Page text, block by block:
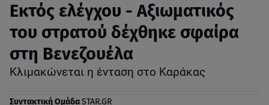
Εκτός ελέγχου - Αξιωματικός
του στρατού δέχθηκε σφαίρα
στη Βενεζουέλα
Κλιμακώνεται η ένταση στο Καράκας
Συντακτική ΟμάδαSTAR.GR